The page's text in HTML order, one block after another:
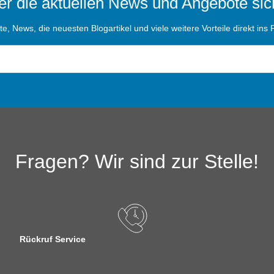
News, die neuesten Blogartikel und viele weitere Vorteile direkt ins
Fragen? Wir sind zur Stelle!
Rückruf Service